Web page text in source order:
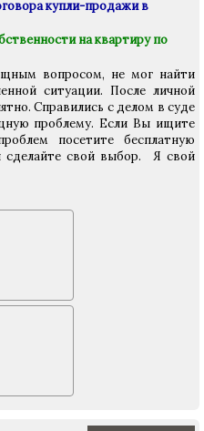
купли-продажи в
на квартиру по
вопросом, не мог найти
ситуации. После личной
Справились с делом в суде
проблему. Если Вы ищите
посетите бесплатную
сделайте свой выбор. Я свой